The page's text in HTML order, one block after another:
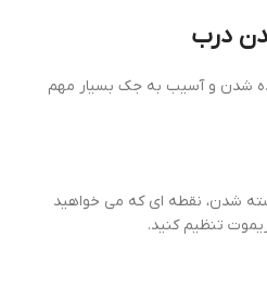
درب
شدن و آسیب به جک بسیار مهم
شدن، نقطه ای که می خواهید
تنظیم کنید.